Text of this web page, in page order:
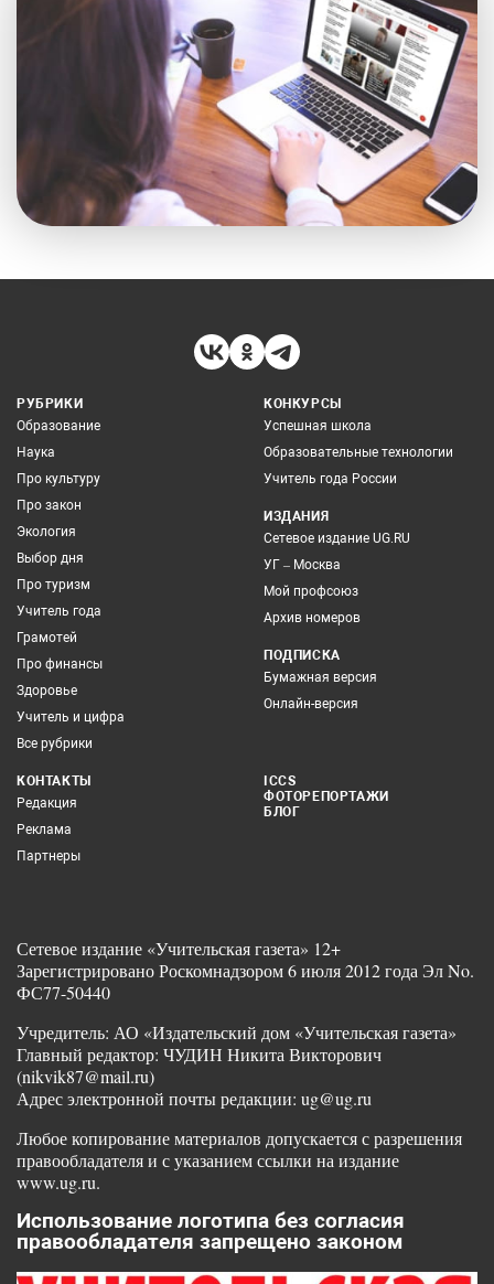
РУБРИКИ
Образование
Наука
Про культуру
Про закон
Экология
Выбор дня
Про туризм
Учитель года
Грамотей
Про финансы
Здоровье
Учитель и цифра
Все рубрики
КОНКУРСЫ
Успешная школа
Образовательные технологии
Учитель года России
ИЗДАНИЯ
Сетевое издание UG.RU
УГ – Москва
Мой профсоюз
Архив номеров
ПОДПИСКА
Бумажная версия
Онлайн-версия
КОНТАКТЫ
Редакция
Реклама
Партнеры
ICCS
ФОТОРЕПОРТАЖИ
БЛОГ
Сетевое издание «Учительская газета» 12+
Зарегистрировано Роскомнадзором 6 июля 2012 года Эл No.
ФС77-50440
Учредитель: АО «Издательский дом «Учительская газета»
Главный редактор: ЧУДИН Никита Викторович
(nikvik87@mail.ru)
Адрес электронной почты редакции: ug@ug.ru
Любое копирование материалов допускается с разрешения
правообладателя и с указанием ссылки на издание
www.ug.ru.
Использование логотипа без согласия
правообладателя запрещено законом